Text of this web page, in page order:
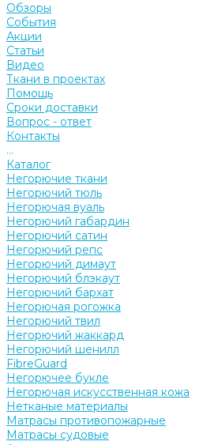
Обзоры
События
Акции
Статьи
Видео
Ткани в проектах
Помощь
Сроки доставки
Вопрос - ответ
Контакты
...
Каталог
Негорючие ткани
Негорючий тюль
Негорючая вуаль
Негорючий габардин
Негорючий сатин
Негорючий репс
Негорючий димаут
Негорючий блэкаут
Негорючий бархат
Негорючая рогожка
Негорючий твил
Негорючий жаккард
Негорючий шенилл
FibreGuard
Негорючее букле
Негорючая искусственная кожа
Нетканые материалы
Матрасы противопожарные
Матрасы судовые